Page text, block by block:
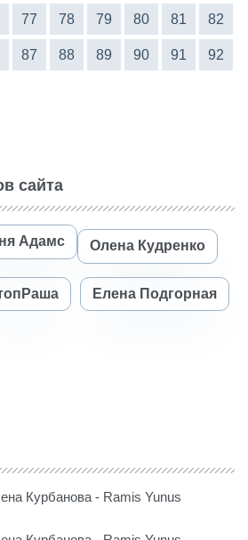
77 78 79 80 81 82
87 88 89 90 91 92
сайта
Адамс Олена Кудренко
Елена Подгорная
Курбанова - Ramis Yunus